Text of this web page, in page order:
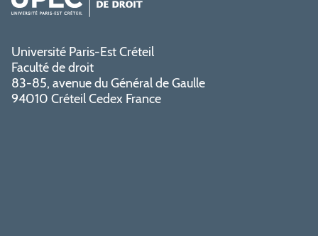
Université Paris-Est Créteil
Faculté de droit
83-85, avenue du Général de Gaulle
94010 Créteil Cedex France